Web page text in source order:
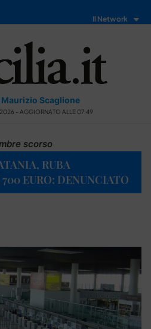
Il Network
Maurizio Scaglione
- AGGIORNATO ALLE 07:49
scorso
RUBA
EURO: DENUNCIATO